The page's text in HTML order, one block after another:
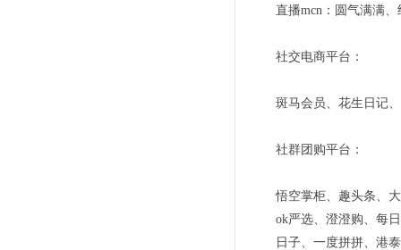
直播mcn：圆气满满
社交电商平台：
斑马会员、花生日记
社群团购平台：
悟空掌柜、趣头条、
ok严选、澄澄购、每
日子、一度拼拼、港